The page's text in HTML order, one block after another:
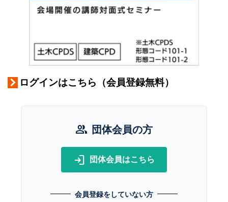
ログインはこちら（会員登録無料）
group 団体会員の方
login 団体会員はこちら
会員登録をしていない方